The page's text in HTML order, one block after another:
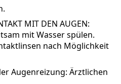
MIT DEN AUGEN:
mit Wasser spülen.
nach Möglichkeit
Augenreizung: Ärztlichen